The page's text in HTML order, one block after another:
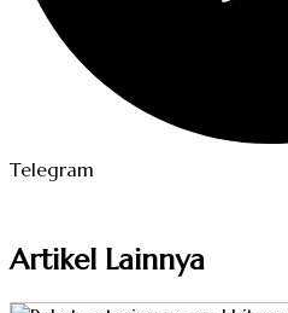
Telegram
Artikel Lainnya